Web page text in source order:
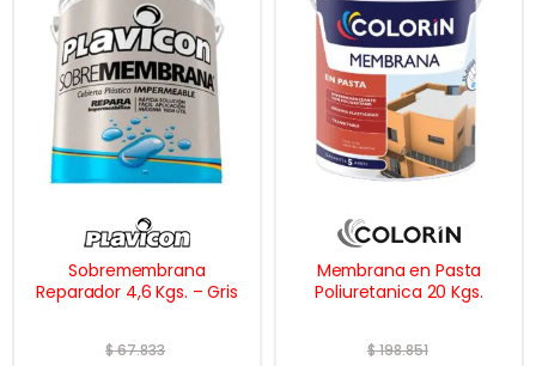
Sobremembrana
Reparador 4,6 Kgs. – Gris
$67.833
Membrana en Pasta
Poliuretanica 20 Kgs.
$198.851